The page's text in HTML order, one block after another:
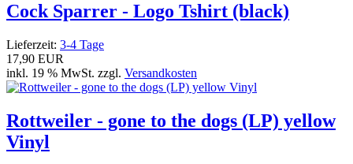
Cock Sparrer - Logo Tshirt (black)
Lieferzeit: 3-4 Tage
17,90 EUR
inkl. 19 % MwSt. zzgl. Versandkosten
Rottweiler - gone to the dogs (LP) yellow
Vinyl